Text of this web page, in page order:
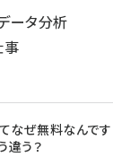
ータ分析
事
なぜ無料なんです
違う？